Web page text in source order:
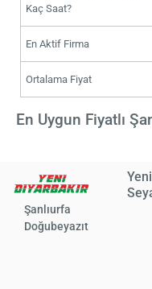
Kaç Saat?
En Aktif Firma
Ortalama Fiyat
En Uygun Fiyatlı
Şanlıurfa
Doğubeyazıt